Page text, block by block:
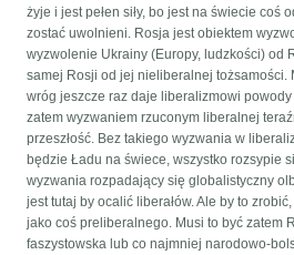
żyje i jest pełen siły, bo jest na świecie coś
zostać uwolnieni. Rosja jest obiektem
wyzwolenie Ukrainy (Europy, ludzkości) od
samej Rosji od jej nieliberalnej tożsamości.
wróg jeszcze raz daje liberalizmowi
zatem wyzwaniem rzuconym liberalnej
przeszłość. Bez takiego wyzwania w
będzie Ładu na świece, wszystko rozsypie
wyzwania rozpadający się globalistyczny
jest tutaj by ocalić liberałów. Ale by to
jako coś preliberalnego. Musi to być zatem
faszystowska lub co najmniej narodowo-